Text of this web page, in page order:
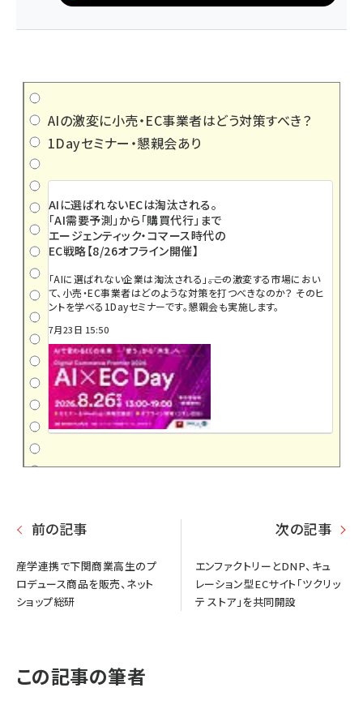
AIの激変に小売・EC事業者はどう対策すべき？
1Dayセミナー・懇親会あり
AIに選ばれないECは淘汰される。
「AI需要予測」から「購買代行」まで
エージェンティック・コマース時代の
EC戦略【8/26オフライン開催】
「AIに選ばれない企業は淘汰される」――。この激変する市場におい
て、小売・EC事業者はどのような対策を打つべきなのか？ そのヒ
ントを学べる1Dayセミナーです。懇親会も実施します。
7月23日 15:50
前の記事
産学連携で下関商業高生のプ
ロデュース商品を販売、ネット
ショップ総研
次の記事
エンファクトリーとDNP、キュ
レーション型ECサイト「ツクリッ
テ ストア」を共同開設
この記事の筆者